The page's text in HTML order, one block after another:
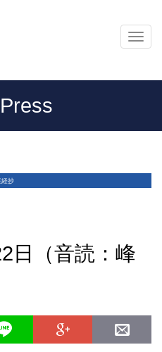
メ
ニ
ー
経抄
日（音読：峰